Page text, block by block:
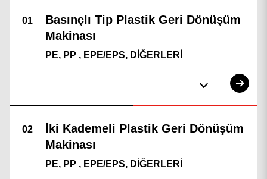
PE, PP , EPE/EPS, DİĞERLERİ
PE, PP , EPE/EPS, DİĞERLERİ